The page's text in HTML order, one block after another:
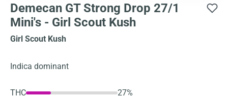
Demecan GT Strong Drop 27/1
Mini's - Girl Scout Kush
Girl Scout Kush
Indica dominant
THC
27%